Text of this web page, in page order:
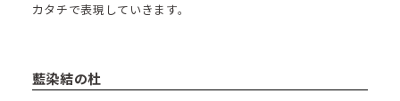
カタチで表現していきます。
藍染結の杜